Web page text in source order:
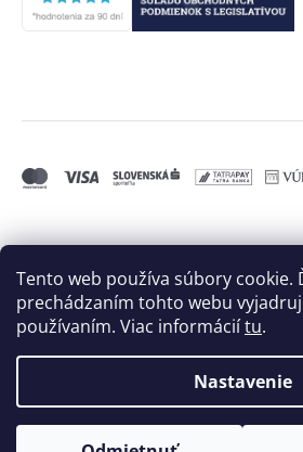
Tento web používa súbory cookie.
prechádzaním tohto webu
používaním. Viac informáciítu.
Nastavenie
Vytvoril Shoptet a